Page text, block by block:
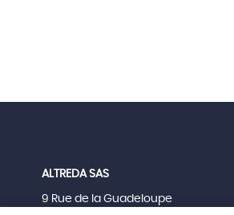
ALTREDA SAS
9 Rue de la Guadeloupe